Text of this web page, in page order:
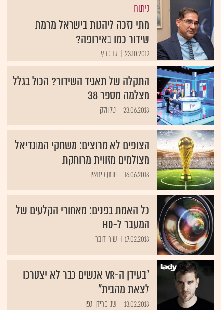
ניתוח
מתי נזכה ליהנות בישראל מרמת
שידור כמו באירופה?
23.10.2019 גד פרץ
התקלה של תאגיד השידור? הכול בגלל
מצלמה מספר 38
23.06.2018 טל וולק
הצופים לא מרוצים: משחקי המונדיאל
מצולמים מזווית מרוחקת
16.06.2018 יונתן כיתאין
כל האמת בפנים: מאחורי הקלעים של
המעבר ל-HD
17.02.2018 שירי דובר
"בעידן ה-VR אנשים כבר לא יצטרכו
לצאת מהבית"
13.02.2018 שני פרידן-גפן